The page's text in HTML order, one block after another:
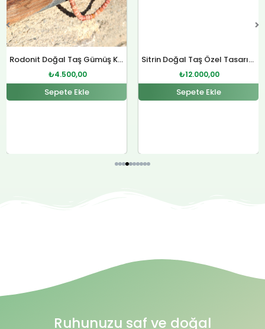
Rodonit Doğal Taş Gümüş Kolye
₺4.500,00
Sepete Ekle
Ruhunuzu saf ve doğal